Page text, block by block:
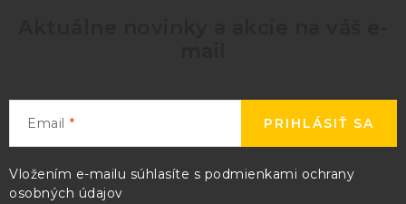
Email
Vložením e-mailu súhlasíte s podmienkami ochrany
osobných údajov
PRIHLÁSIŤ SA